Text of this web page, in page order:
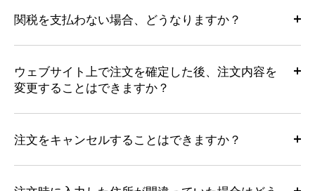
関税を支払わない場合、どうなりますか？
ウェブサイト上で注文を確定した後、注文内容を
変更することはできますか？
注文をキャンセルすることはできますか？